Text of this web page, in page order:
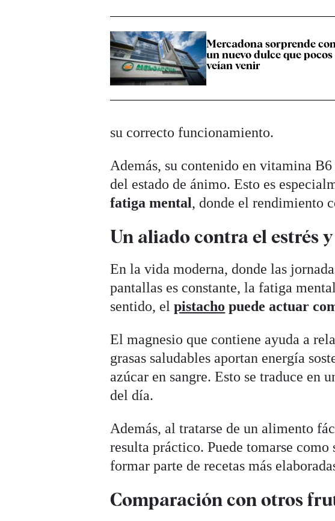
Mercadona sorprende con
un nuevo dulce que pocos
veían venir
su correcto funcionamiento.
Además, su contenido en vitamina
del estado de ánimo. Esto es
fatiga mental, donde el rendimiento
Un aliado contra el estrés
En la vida moderna, donde las
pantallas es constante, la fatiga
sentido, elpistacho puede actuar
El magnesio que contiene ayuda a
grasas saludables aportan energía
azúcar en sangre. Esto se traduce en
del día.
Además, al tratarse de un alimento
resulta práctico. Puede tomarse como
formar parte de recetas más
Comparación con otros